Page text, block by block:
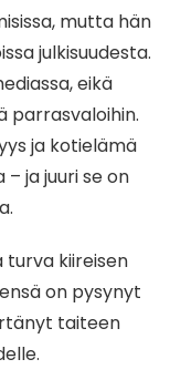
mutta hän
julkisuudesta.
eikä
parrasvaloihin.
ja kotielämä
ja juuri se on
turva kiireisen
on pysynyt
taiteen